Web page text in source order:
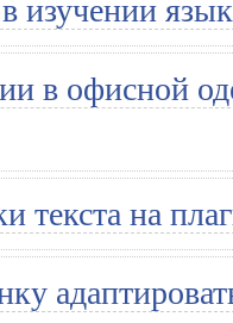
изучении
в офисной
текста на